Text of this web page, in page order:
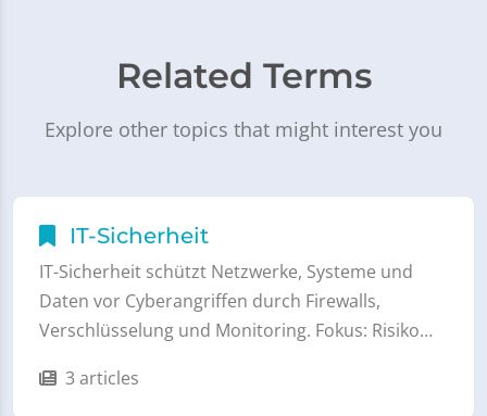
Related Terms
Explore other topics that might interest you
IT-Sicherheit
IT-Sicherheit schützt Netzwerke, Systeme und
Daten vor Cyberangriffen durch Firewalls,
Verschlüsselung und Monitoring. Fokus: Risiko…
3 articles